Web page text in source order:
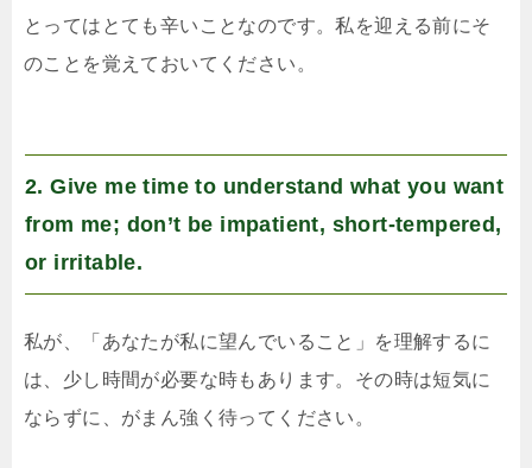
とってはとても辛いことなのです。私を迎える前にそ
のことを覚えておいてください。
2. Give me time to understand what you want
from me; don’t be impatient, short-tempered,
or irritable.
私が、「あなたが私に望んでいること」を理解するに
は、少し時間が必要な時もあります。その時は短気に
ならずに、がまん強く待ってください。